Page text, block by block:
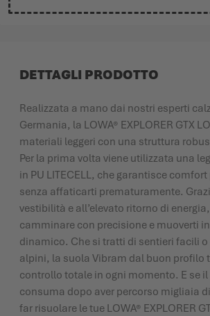
DETTAGLI PRODOTTO
Realizzata a mano dai nostri esperti
Germania, la LOWA® EXPLORER GTX
materiali leggeri con una struttura
Per la prima volta viene utilizzata una
in PU LITECELL, che garantisce
senza affaticarti prematuramente.
vestibilità e all’elevato ritorno di
camminare con precisione e muoverti
dinamico. Che si tratti di sentieri facili o
alpini, la suola Vibram dal buon profilo
controllo totale in ogni momento. E se
consuma dopo aver percorso migliaia
far risuolare le tue LOWA® EXPLORER